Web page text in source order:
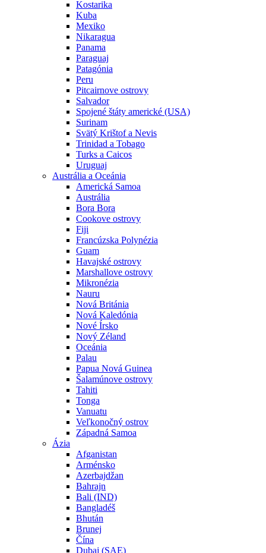
Kostarika
Kuba
Mexiko
Nikaragua
Panama
Paraguaj
Patagónia
Peru
Pitcairnove ostrovy
Salvador
Spojené štáty americké (USA)
Surinam
Svätý Krištof a Nevis
Trinidad a Tobago
Turks a Caicos
Uruguaj
Austrália a Oceánia
Americká Samoa
Austrália
Bora Bora
Cookove ostrovy
Fiji
Francúzska Polynézia
Guam
Havajské ostrovy
Marshallove ostrovy
Mikronézia
Nauru
Nová Británia
Nová Kaledónia
Nové Írsko
Nový Zéland
Oceánia
Palau
Papua Nová Guinea
Šalamúnove ostrovy
Tahiti
Tonga
Vanuatu
Veľkonočný ostrov
Západná Samoa
Ázia
Afganistan
Arménsko
Azerbajdžan
Bahrajn
Bali (IND)
Bangladéš
Bhután
Brunej
Čína
Dubaj (SAE)